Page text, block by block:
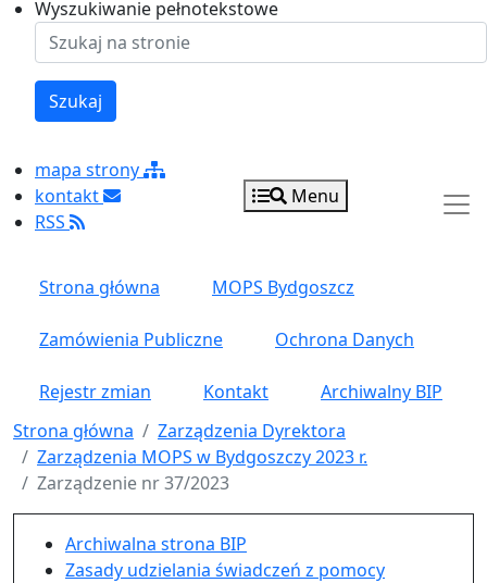
Set font size to 150%
Set font size to 125%
Wyszukiwanie pełnotekstowe
Szukaj
mapa strony
kontakt
RSS
Menu
Strona główna MOPS Bydgoszcz
Zamówienia Publiczne Ochrona Danych
Rejestr zmian Kontakt
Archiwalny BIP
Strona główna
Zarządzenia Dyrektora
Zarządzenia MOPS w Bydgoszczy 2023 r.
Zarządzenie nr 37/2023
Menu główne pionowe
Archiwalna strona BIP
Zasady udzielania świadczeń z pomocy